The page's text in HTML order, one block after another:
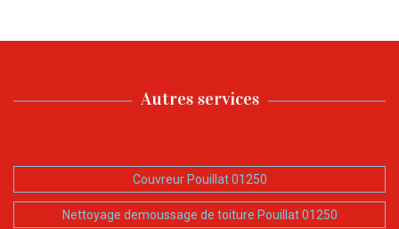
Autres services
Couvreur Pouillat 01250
Nettoyage demoussage de toiture Pouillat 01250